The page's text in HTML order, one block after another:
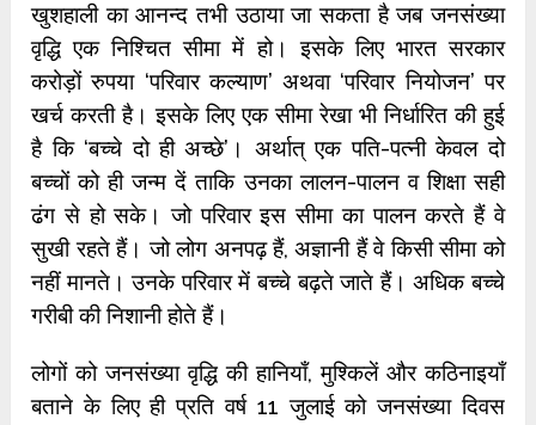
खुशहाली का आनन्द तभी उठाया जा सकता है जब जनसंख्या
वृद्धि एक निश्चित सीमा में हो। इसके लिए भारत सरकार
करोड़ों रुपया ‘परिवार कल्याण’ अथवा ‘परिवार नियोजन’ पर
खर्च करती है। इसके लिए एक सीमा रेखा भी निर्धारित की हुई
है कि ‘बच्चे दो ही अच्छे’। अर्थात् एक पति-पत्नी केवल दो
बच्चों को ही जन्म दें ताकि उनका लालन-पालन व शिक्षा सही
ढंग से हो सके। जो परिवार इस सीमा का पालन करते हैं वे
सुखी रहते हैं। जो लोग अनपढ़ हैं, अज्ञानी हैं वे किसी सीमा को
नहीं मानते। उनके परिवार में बच्चे बढ़ते जाते हैं। अधिक बच्चे
गरीबी की निशानी होते हैं।
लोगों को जनसंख्या वृद्धि की हानियाँ, मुश्किलें और कठिनाइयाँ
बताने के लिए ही प्रति वर्ष 11 जुलाई को जनसंख्या दिवस